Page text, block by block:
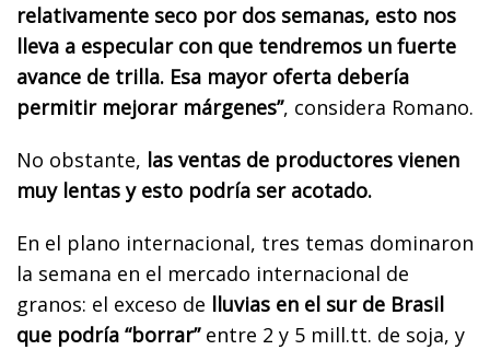
relativamente seco por dos semanas, esto nos
lleva a especular con que tendremos un fuerte
avance de trilla. Esa mayor oferta debería
permitir mejorar márgenes”, considera Romano.
No obstante, las ventas de productores vienen
muy lentas y esto podría ser acotado.
En el plano internacional, tres temas dominaron
la semana en el mercado internacional de
granos: el exceso de lluvias en el sur de Brasil
que podría “borrar”entre 2 y 5 mill.tt. de soja, y